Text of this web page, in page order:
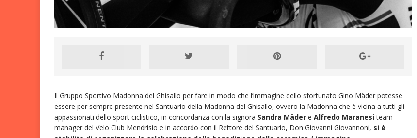
Il Gruppo Sportivo Madonna del Ghisallo per fare in modo che l’immagine dello sfortunato Gino Mäder potesse
essere per sempre presente nel Santuario della Madonna del Ghisallo, ovvero la Madonna che è vicina a tutti gli
appassionati dello sport ciclistico, in concordanza con la signora Sandra Mäder e Alfredo Maranesiteam
manager del Velo Club Mendrisio e in accordo con il Rettore del Santuario, Don Giovanni Giovannoni, si è